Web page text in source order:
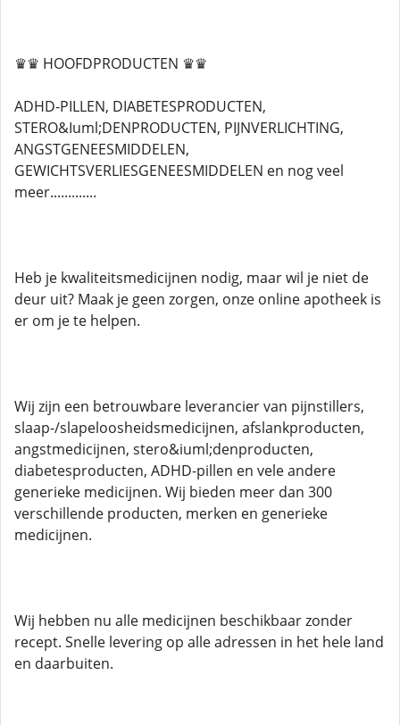
♛♛ HOOFDPRODUCTEN ♛♛
ADHD-PILLEN, DIABETESPRODUCTEN,
STERO&Iuml;DENPRODUCTEN, PIJNVERLICHTING,
ANGSTGENEESMIDDELEN,
GEWICHTSVERLIESGENEESMIDDELEN en nog veel
meer.............
Heb je kwaliteitsmedicijnen nodig, maar wil je niet de
deur uit? Maak je geen zorgen, onze online apotheek is
er om je te helpen.
Wij zijn een betrouwbare leverancier van pijnstillers,
slaap-/slapeloosheidsmedicijnen, afslankproducten,
angstmedicijnen, stero&iuml;denproducten,
diabetesproducten, ADHD-pillen en vele andere
generieke medicijnen. Wij bieden meer dan 300
verschillende producten, merken en generieke
medicijnen.
Wij hebben nu alle medicijnen beschikbaar zonder
recept. Snelle levering op alle adressen in het hele land
en daarbuiten.